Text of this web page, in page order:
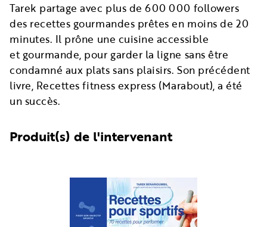
Tarek partage avec plus de 600 000 followers
des recettes gourmandes prêtes en moins de 20
minutes. Il prône une cuisine accessible
et gourmande, pour garder la ligne sans être
condamné aux plats sans plaisirs. Son précédent
livre, Recettes fitness express (Marabout), a été
un succès.
Produit(s) de l'intervenant